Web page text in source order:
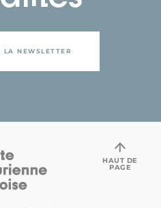
NEWSLETTER
HAUT DE
PAGE